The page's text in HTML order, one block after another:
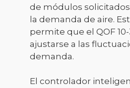
de módulos
la demanda de aire.
permite que el QOF
ajustarse a las
demanda.
El controlador